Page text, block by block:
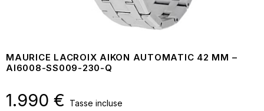
MAURICE LACROIX AIKON AUTOMATIC 42 MM –
AI6008-SS009-230-Q
1.990 € Tasse incluse